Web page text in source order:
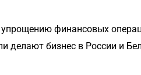
упрощению финансовых
делают бизнес в России и